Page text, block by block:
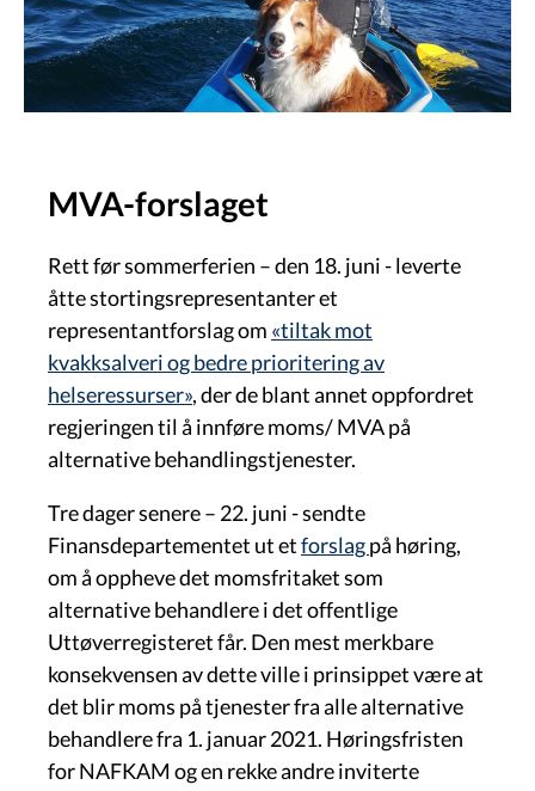
MVA-forslaget
Rett før sommerferien – den 18. juni - leverte
åtte stortingsrepresentanter et
representantforslag om «tiltak mot
kvakksalveri og bedre prioritering av
helseressurser», der de blant annet oppfordret
regjeringen til å innføre moms/ MVA på
alternative behandlingstjenester.
Tre dager senere – 22. juni - sendte
Finansdepartementet ut etforslagpå høring,
om å oppheve det momsfritaket som
alternative behandlere i det offentlige
Uttøverregisteret får. Den mest merkbare
konsekvensen av dette ville i prinsippet være at
det blir moms på tjenester fra alle alternative
behandlere fra 1. januar 2021. Høringsfristen
for NAFKAM og en rekke andre inviterte